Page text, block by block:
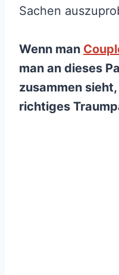
Sachen
Wenn man
man an dieses
zusammen
richtiges